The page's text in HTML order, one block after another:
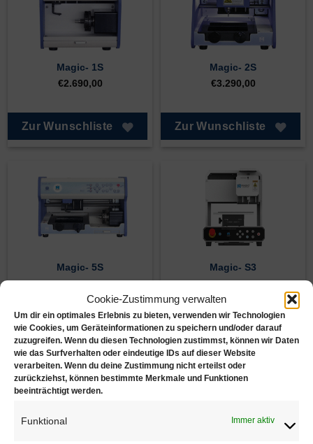
Cookie-Zustimmung verwalten
Um dir ein optimales Erlebnis zu bieten, verwenden wir Technologien
wie Cookies, um Geräteinformationen zu speichern und/oder darauf
zuzugreifen. Wenn du diesen Technologien zustimmst, können wir Daten
wie das Surfverhalten oder eindeutige IDs auf dieser Website
verarbeiten. Wenn du deine Zustimmung nicht erteilst oder
zurückziehst, können bestimmte Merkmale und Funktionen
beeinträchtigt werden.
Funktional Immer aktiv
Magic- 1S
€2.690,00
Zur Wunschliste
Magic- 2S
€3.290,00
Zur Wunschliste
Magic- 5S
Zur Wunschliste
Magic- S3
Zur Wunschliste